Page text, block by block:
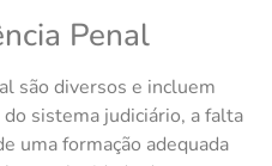
Penal
são diversos e incluem
sistema judiciário, a falta
uma formação adequada